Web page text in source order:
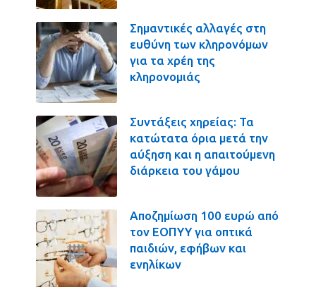
Σημαντικές αλλαγές στη
ευθύνη των κληρονόμων
για τα χρέη της
κληρονομιάς
Συντάξεις χηρείας: Τα
κατώτατα όρια μετά την
αύξηση και η απαιτούμενη
διάρκεια του γάμου
Αποζημίωση 100 ευρώ από
τον ΕΟΠΥΥ για οπτικά
παιδιών, εφήβων και
ενηλίκων